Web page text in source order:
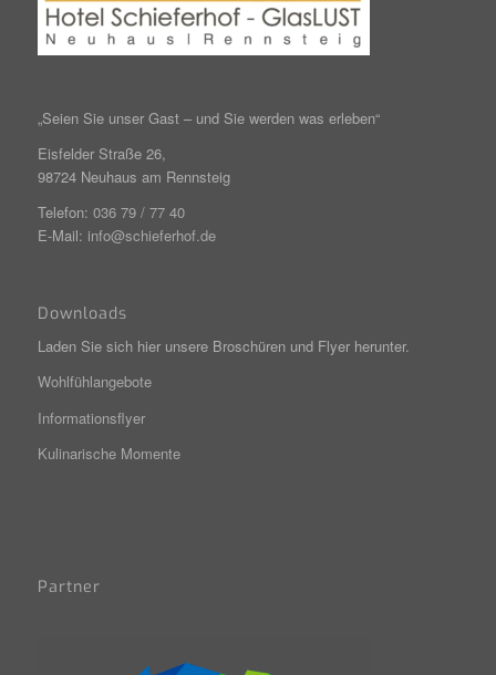
„Seien Sie unser Gast – und Sie werden was erleben“
Eisfelder Straße 26,
98724 Neuhaus am Rennsteig
Telefon: 036 79 / 77 40
E-Mail: info@schieferhof.de
Downloads
Laden Sie sich hier unsere Broschüren und Flyer herunter.
Wohlfühlangebote
Informationsflyer
Kulinarische Momente
Partner